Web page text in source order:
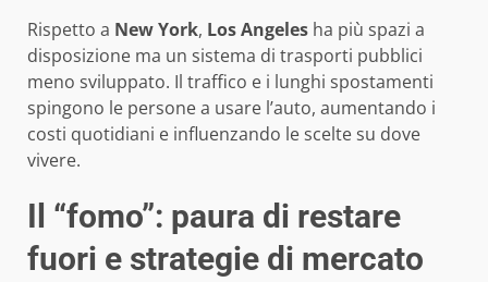
Rispetto a New York, Los Angeles ha più spazi a
disposizione ma un sistema di trasporti pubblici
meno sviluppato. Il traffico e i lunghi spostamenti
spingono le persone a usare l’auto, aumentando i
costi quotidiani e influenzando le scelte su dove
vivere.
Il “fomo”: paura di restare
fuori e strategie di mercato